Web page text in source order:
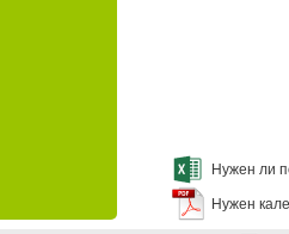
Нужен ли
Нужен